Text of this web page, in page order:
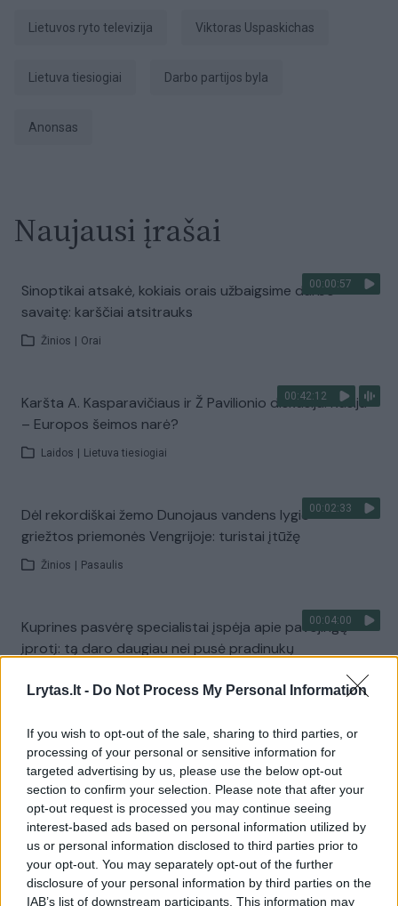
Lrytas.lt - Do Not Process My Personal Information
If you wish to opt-out of the sale, sharing to third parties, or
processing of your personal or sensitive information for
targeted advertising by us, please use the below opt-out
section to confirm your selection. Please note that after your
opt-out request is processed you may continue seeing
interest-based ads based on personal information utilized by
us or personal information disclosed to third parties prior to
your opt-out. You may separately opt-out of the further
disclosure of your personal information by third parties on the
IAB’s list of downstream participants. This information may
Lietuvos ryto televizija Viktoras Uspaskichas
Lietuva tiesiogiai Darbo partijos byla
anonsas
Naujausi įrašai
00:00:57
Sinoptikai atsakė, kokiais orais užbaigsime darbo
savaitę: karščiai atsitrauks
Žinios Orai
00:42:12
Karšta A. Kasparavičiaus ir Ž Pavilionio diskusija: Rusija
– Europos šeimos narė?
Laidos Lietuva tiesiogiai
00:02:33
Dėl rekordiškai žemo Dunojaus vandens lygio –
griežtos priemonės Vengrijoje: turistai įtūžę
Žinios Pasaulis
00:04:00
Kuprines pasvėrę specialistai įspėja apie pavojingą
įprotį: tą daro daugiau nei pusė pradinukų
Visi įrašai
Žiūrimiausi įrašai
00:00:30
Vaizdai iš tragiškos avarijos Vilniaus r.: dviejų moterų ir